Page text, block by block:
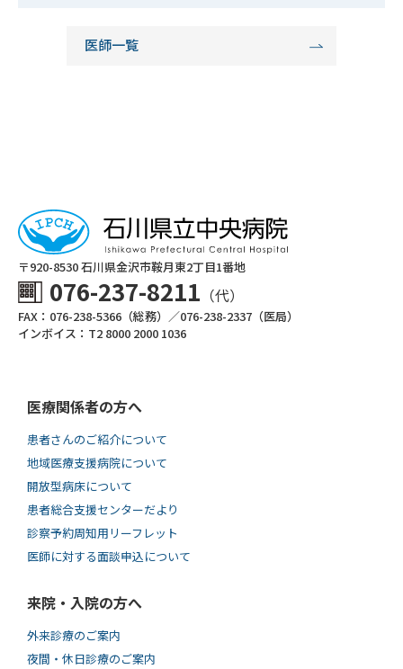
医師一覧
〒920-8530 ⽯川県⾦沢市鞍⽉東2丁⽬1番地
076-237-8211 （代）
FAX：076-238-5366（総務）／076-238-2337（医局）
インボイス：T2 8000 2000 1036
医療関係者の方へ
患者さんのご紹介について
地域医療支援病院について
開放型病床について
患者総合支援センターだより
診察予約周知用リーフレット
医師に対する面談申込について
来院・入院の方へ
外来診療のご案内
夜間・休日診療のご案内